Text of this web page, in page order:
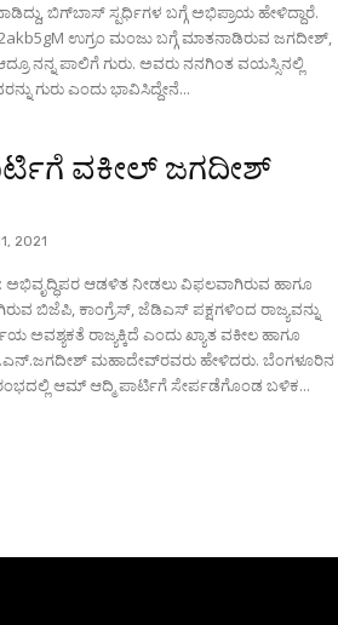
ಬಿಗ್‌ಬಾಸ್ ಸ್ಪರ್ಧಿಗಳ ಬಗ್ಗೆ ಅಭಿಪ್ರಾಯ ಹೇಳಿದ್ದಾರೆ.
ಜಗದೀಶ್,
ನನ್ನ ಪಾಲಿಗೆ ಗುರು. ಅವರು ನನಗಿಂತ ವಯಸ್ಸಿನಲ್ಲಿ
ಗುರು ಎಂದು ಭಾವಿಸಿದ್ದೇನೆ...
ವಕೀಲ್ ಜಗದೀಶ್
2021
ಅಭಿವೃದ್ಧಿಪರ ಆಡಳಿತ ನೀಡಲು ವಿಫಲವಾಗಿರುವ ಹಾಗೂ
ಬಿಜೆಪಿ, ಕಾಂಗ್ರೆಸ್, ಜೆಡಿಎಸ್ ಪಕ್ಷಗಳಿಂದ ರಾಜ್ಯವನ್ನು
ಅವಶ್ಯಕತೆ ರಾಜ್ಯಕ್ಕಿದೆ ಎಂದು ಖ್ಯಾತ ವಕೀಲ ಹಾಗೂ
ಮಹಾದೇವ್‌ರವರು ಹೇಳಿದರು. ಬೆಂಗಳೂರಿನ
ಆಮ್ ಆದ್ಮಿ ಪಾರ್ಟಿಗೆ ಸೇರ್ಪಡೆಗೊಂಡ ಬಳಿಕ...